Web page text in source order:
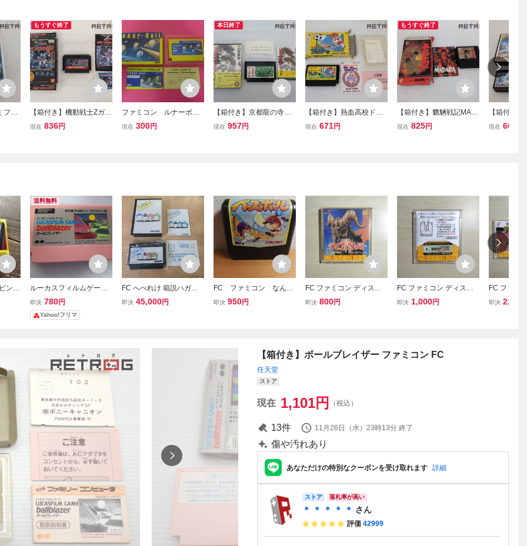
ファ
もうすぐ終了
【箱付き】機動戦士Zガン
ダムホットスクランブル
現在 836円
ファミコン ルナーボー
ル 箱 説明書付属
現在 300円
本日終了
【箱付き】京都龍の寺殺
人事件 ファミコン FC
現在 957円
【箱付き】熱血高校ドッ
ジボール部サッカー編 フ
現在 671円
もうすぐ終了
【箱付き】魍魎戦記MAD
ARA ファミコン FC
現在 825円
【箱付き
ファミコン
現在 660
ンボ
送料無料
ルーカスフィルムゲーム
ボールブレイザー ファミ
コン FC ソフトのみ
即決 780円
Yahoo!フリマ
FC へべれけ 箱説ハガキ
ファミコン 激レア コレク
即決 45,000円
FC ファミコン なんて
ったって!！ベースボー
即決 950円
FC ファミコン ディスク
システム ディスクカード
即決 800円
FC ファミコン ディスク
システム ディスクカード
即決 1,000円
FC ファミ
システム
即決 2,500
【箱付き】ボールブレイザー ファミコン FC
任天堂
ストア
現在 1,101円 （税込）
13件 11月26日（水）23時13分 終了
傷や汚れあり
あなただけの特別なクーポンを受け取れます 詳細
ストア 落札率が高い
＊ ＊ ＊ ＊ ＊ さん
評価 42999